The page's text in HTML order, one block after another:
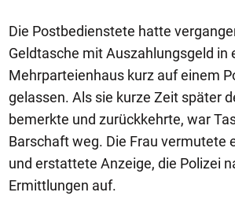
Die Postbedienstete hatte
Geldtasche mit Auszahlungsgeld in
Mehrparteienhaus kurz auf einem
gelassen. Als sie kurze Zeit später
bemerkte und zurückkehrte, war
Barschaft weg. Die Frau vermutete
und erstattete Anzeige, die Polizei
Ermittlungen auf.